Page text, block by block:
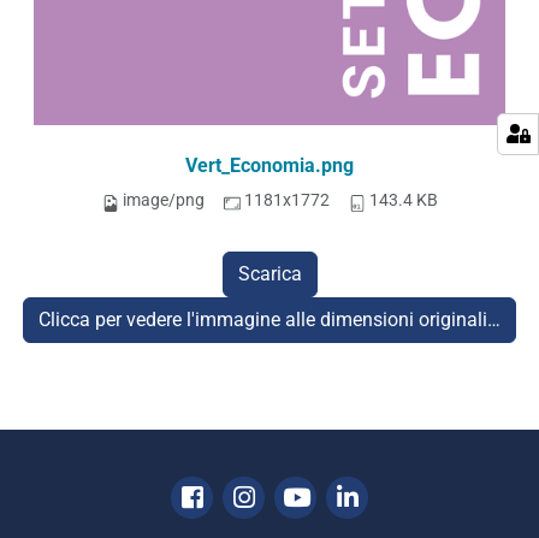
Vert_Economia.png
image/png 1181x1772 143.4 KB
Scarica
Clicca per vedere l'immagine alle dimensioni originali…
Facebook
Instagram
YoutubeLinkedin